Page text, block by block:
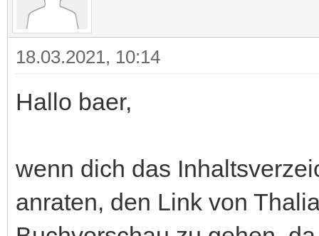
18.03.2021, 10:14
Hallo baer,
wenn dich das
anraten, den Link von